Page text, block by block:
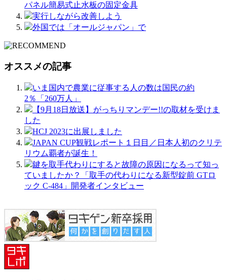
パネル簡易式止水板の固定金具
実行しながら改善しよう
外国では「オールジャパン」で
オススメの記事
いま国内で農業に従事する人の数は国民の約
2％「260万人」
【9月18日放送】がっちりマンデー!!の取材を受けま
した
HCJ 2023に出展しました
JAPAN CUP観戦レポート１日目／日本人初のクリテ
リウム覇者が誕生！
鍵を取手代わりにすると故障の原因になるって知っ
ていましたか？「取手の代わりになる新型錠前 GTロ
ック C-484」開発者インタビュー